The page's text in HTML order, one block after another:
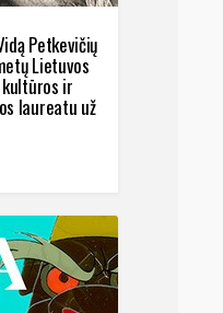
Petkevičių
Lietuvos
ir
laureatu už
teatre